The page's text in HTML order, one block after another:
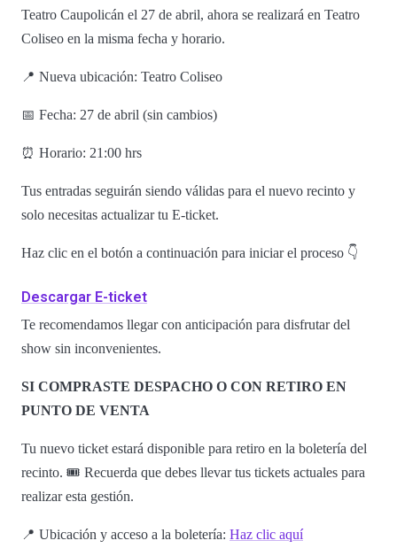
Teatro Caupolicán el 27 de abril, ahora se realizará en Teatro
Coliseo en la misma fecha y horario.
📍 Nueva ubicación: Teatro Coliseo
📅 Fecha: 27 de abril (sin cambios)
⏰ Horario: 21:00 hrs
Tus entradas seguirán siendo válidas para el nuevo recinto y
solo necesitas actualizar tu E-ticket.
Haz clic en el botón a continuación para iniciar el proceso 👇
Descargar E-ticket
Te recomendamos llegar con anticipación para disfrutar del
show sin inconvenientes.
SI COMPRASTE DESPACHO O CON RETIRO EN
PUNTO DE VENTA
Tu nuevo ticket estará disponible para retiro en la boletería del
recinto. 🎟️ Recuerda que debes llevar tus tickets actuales para
realizar esta gestión.
📍 Ubicación y acceso a la boletería: Haz clic aquí